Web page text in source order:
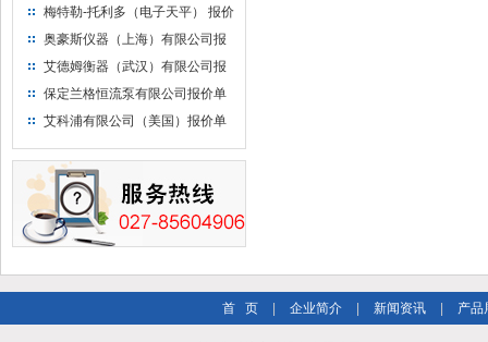
梅特勒-托利多（电子天平） 报价
单
奥豪斯仪器（上海）有限公司报
价单
艾德姆衡器（武汉）有限公司报
价单
保定兰格恒流泵有限公司报价单
艾科浦有限公司（美国）报价单
首 页 企业简介 新闻资讯 产品